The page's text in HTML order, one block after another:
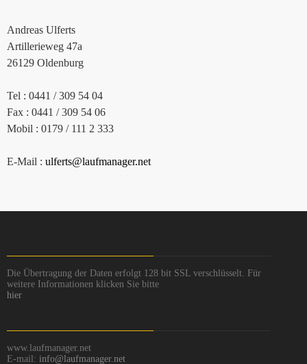
Andreas Ulferts
Artillerieweg 47a
26129 Oldenburg
Tel : 0441 / 309 54 04
Fax : 0441 / 309 54 06
Mobil : 0179 / 111 2 333
E-Mail : ulferts@laufmanager.net
Die Übertragung der Daten erfolgt 128 bit SSL verschlüsselt. Für
weitere Informationen klicken Sie bitte
hier
www.laufmanager.net
E-mail: info@laufmanager.net